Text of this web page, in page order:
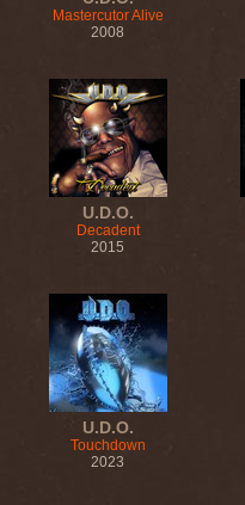
Mastercutor Alive
2008
U.D.O.
Decadent
2015
U.D.O.
Touchdown
2023